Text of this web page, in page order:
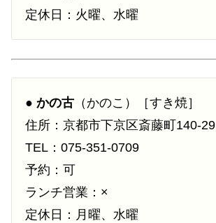
定休日：火曜、水曜
● かの古 （かのこ）［すき焼］
住所：京都市下京区斎藤町140-29
TEL：075-351-0709
予約：可
ランチ営業：×
定休日：月曜、水曜